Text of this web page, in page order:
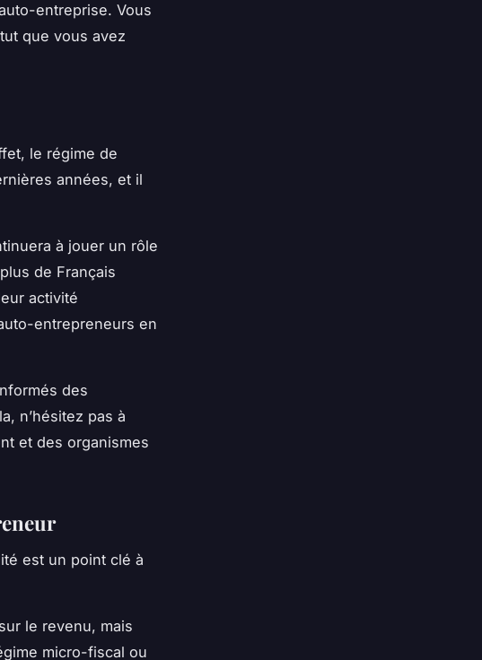
entreprise. Vous
que vous avez
le régime de
années, et il
à jouer un rôle
de Français
activité
entrepreneurs en
des
n’hésitez pas à
et des organismes
est un point clé à
le revenu, mais
micro-fiscal ou